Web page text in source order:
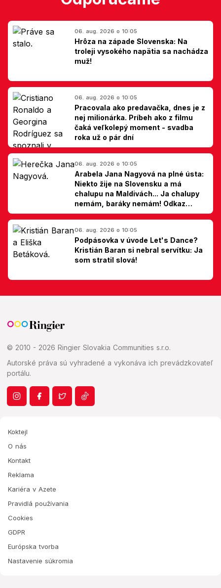
06. aug. 2026 o 10:05
Hrôza na západe Slovenska: Na
troleji vysokého napätia sa nachádza
muž!
06. aug. 2026 o 10:05
Pracovala ako predavačka, dnes je z
nej milionárka. Príbeh ako z filmu
čaká veľkolepý moment - svadba
roka už o pár dní
06. aug. 2026 o 10:05
Arabela Jana Nagyová na plné ústa:
Niekto žije na Slovensku a má
chalupu na Maldivách... Ja chalupy
nemám, baráky nemám! Odkaz
Slovákom
06. aug. 2026 o 10:05
Podpásovka v úvode Let's Dance?
Kristián Baran si nebral servítku: Ja
som stratil slová!
© 2010 - 2026 Ringier Slovakia Communities s.r.o.
Autorské práva sú vyhradené a vykonáva ich prevádzkovateľ
portálu.
Koktejl
O nás
Kontakt
Reklama
Kariéra v Azete
Pravidlá používania
Cookies
GDPR
Európska tvorba
Nastavenie súkromia